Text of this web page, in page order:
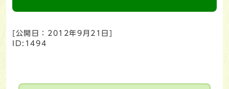
[公開日： 2012年9月21日 ]
ID:1494